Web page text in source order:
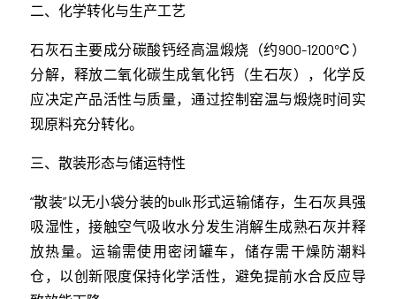
二、化学转化与生产工艺
石灰石主要成分碳酸钙经高温煅烧（约900-1200℃）
分解，释放二氧化碳生成氧化钙（生石灰），化学反
应决定产品活性与质量，通过控制窑温与煅烧时间实
现原料充分转化。
三、散装形态与储运特性
“散装”以无小袋分装的bulk形式运输储存，生石灰具强
吸湿性，接触空气吸收水分发生消解生成熟石灰并释
放热量。运输需使用密闭罐车，储存需干燥防潮料
仓，以创新限度保持化学活性，避免提前水合反应导